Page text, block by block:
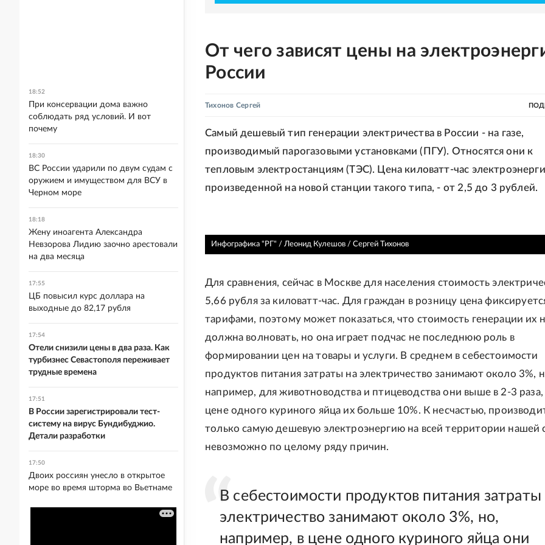
От чего зависят цены на
России
Тихонов Сергей
Самый дешевый тип генерации электричества в России - на газе,
производимый парогазовыми установками (ПГУ). Относятся они к
тепловым электростанциям (ТЭС). Цена киловатт-час
произведенной на новой станции такого типа, - от 2,5 до 3 рублей.
Инфографика "РГ" / Леонид Кулешов / Сергей Тихонов
Для сравнения, сейчас в Москве для населения стоимость
5,66 рубля за киловатт-час. Для граждан в розницу цена
тарифами, поэтому может показаться, что стоимость генерации их
должна волновать, но она играет подчас не последнюю роль в
формировании цен на товары и услуги. В среднем в себестоимости
продуктов питания затраты на электричество занимают около 3%,
например, для животноводства и птицеводства они выше в 2-3 раза,
цене одного куриного яйца их больше 10%. К несчастью,
только самую дешевую электроэнергию на всей территории нашей
невозможно по целому ряду причин.
В себестоимости продуктов питания затраты
электричество занимают около 3%, но,
например, в цене одного куриного яйца они
18:52
При консервации дома важно
соблюдать ряд условий. И вот
почему
18:30
ВС России ударили по двум судам с
оружием и имуществом для ВСУ в
Черном море
18:18
Жену иноагента Александра
Невзорова Лидию заочно арестовали
на два месяца
17:55
ЦБ повысил курс доллара на
выходные до 82,17 рубля
17:54
Отели снизили цены в два раза. Как
турбизнес Севастополя переживает
трудные времена
17:51
В России зарегистрировали тест-
систему на вирус Бундибуджио.
Детали разработки
17:50
Двоих россиян унесло в открытое
море во время шторма во Вьетнаме